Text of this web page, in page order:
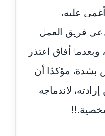
عليه،
فريق العمل
وبعدما أفاق اعتذر
بشدة، مؤكدًا أن
لاندماجه